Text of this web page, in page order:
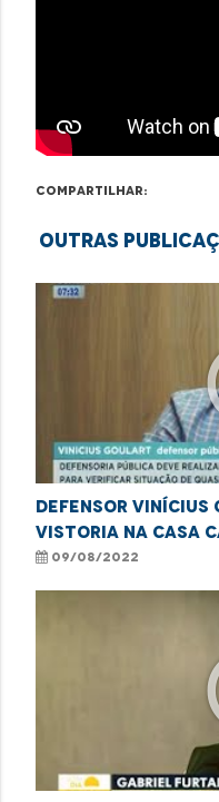
Compartilhar:
Outras
Defensor
vistoria na Casa
09/08/2022